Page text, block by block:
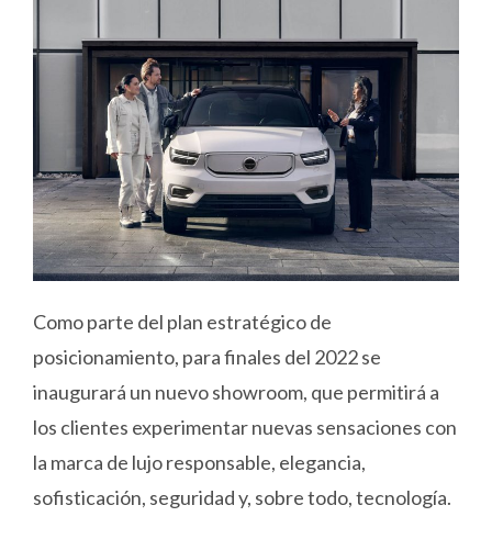
Como parte del plan estratégico de
posicionamiento, para finales del 2022 se
inaugurará un nuevo showroom, que permitirá a
los clientes experimentar nuevas sensaciones con
la marca de lujo responsable, elegancia,
sofisticación, seguridad y, sobre todo, tecnología.